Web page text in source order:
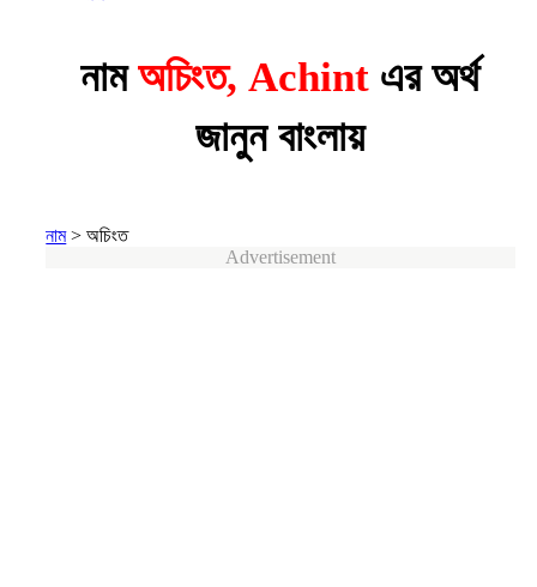
নামঅচিংত, Achint এর অর্থ
জানুন বাংলায়
নাম>অচিংত
Advertisement